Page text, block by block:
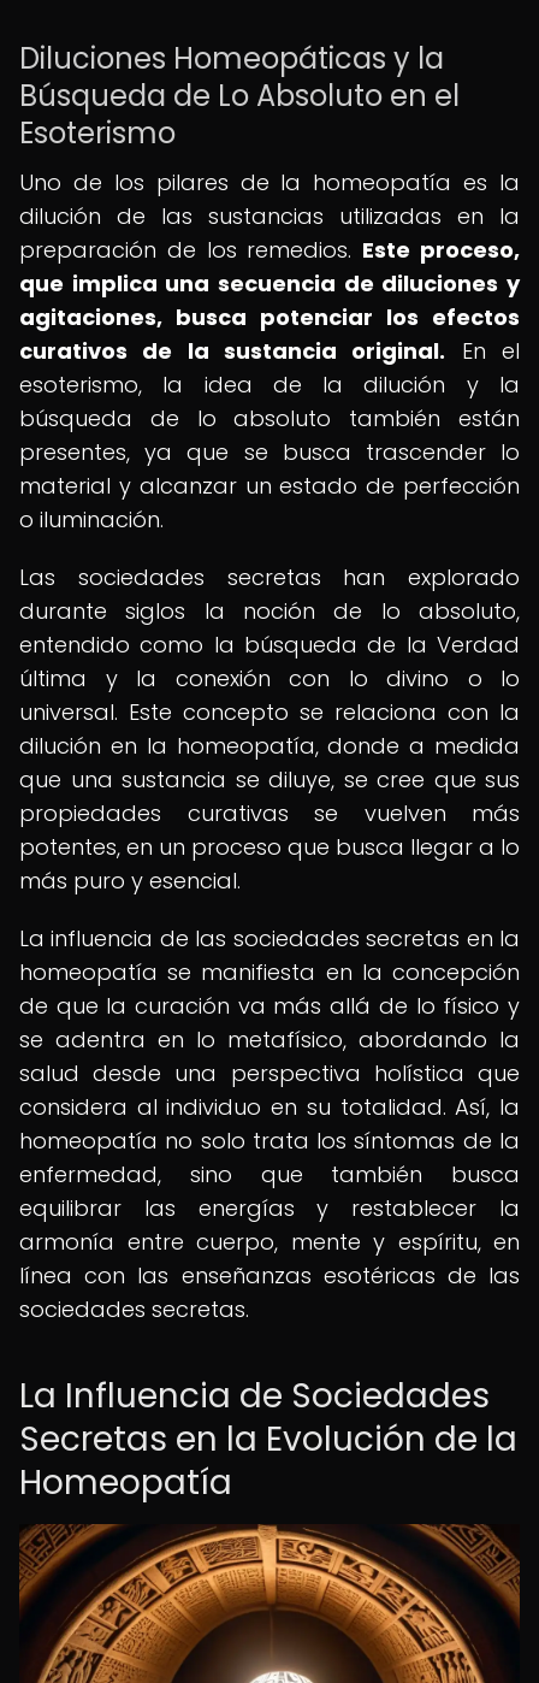
Diluciones Homeopáticas y la
Búsqueda de Lo Absoluto en el
Esoterismo
Uno de los pilares de la homeopatía es la
dilución de las sustancias utilizadas en la
preparación de los remedios. Este proceso,
que implica una secuencia de diluciones y
agitaciones, busca potenciar los efectos
curativos de la sustancia original. En el
esoterismo, la idea de la dilución y la
búsqueda de lo absoluto también están
presentes, ya que se busca trascender lo
material y alcanzar un estado de perfección
o iluminación.
Las sociedades secretas han explorado
durante siglos la noción de lo absoluto,
entendido como la búsqueda de la Verdad
última y la conexión con lo divino o lo
universal. Este concepto se relaciona con la
dilución en la homeopatía, donde a medida
que una sustancia se diluye, se cree que sus
propiedades curativas se vuelven más
potentes, en un proceso que busca llegar a lo
más puro y esencial.
La influencia de las sociedades secretas en la
homeopatía se manifiesta en la concepción
de que la curación va más allá de lo físico y
se adentra en lo metafísico, abordando la
salud desde una perspectiva holística que
considera al individuo en su totalidad. Así, la
homeopatía no solo trata los síntomas de la
enfermedad, sino que también busca
equilibrar las energías y restablecer la
armonía entre cuerpo, mente y espíritu, en
línea con las enseñanzas esotéricas de las
sociedades secretas.
La Influencia de Sociedades
Secretas en la Evolución de la
Homeopatía